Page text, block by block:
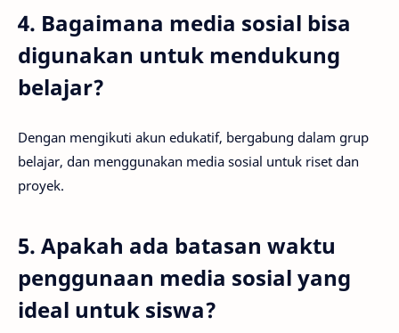
4. Bagaimana media sosial bisa
digunakan untuk mendukung
belajar?
Dengan mengikuti akun edukatif, bergabung dalam grup
belajar, dan menggunakan media sosial untuk riset dan
proyek.
5. Apakah ada batasan waktu
penggunaan media sosial yang
ideal untuk siswa?